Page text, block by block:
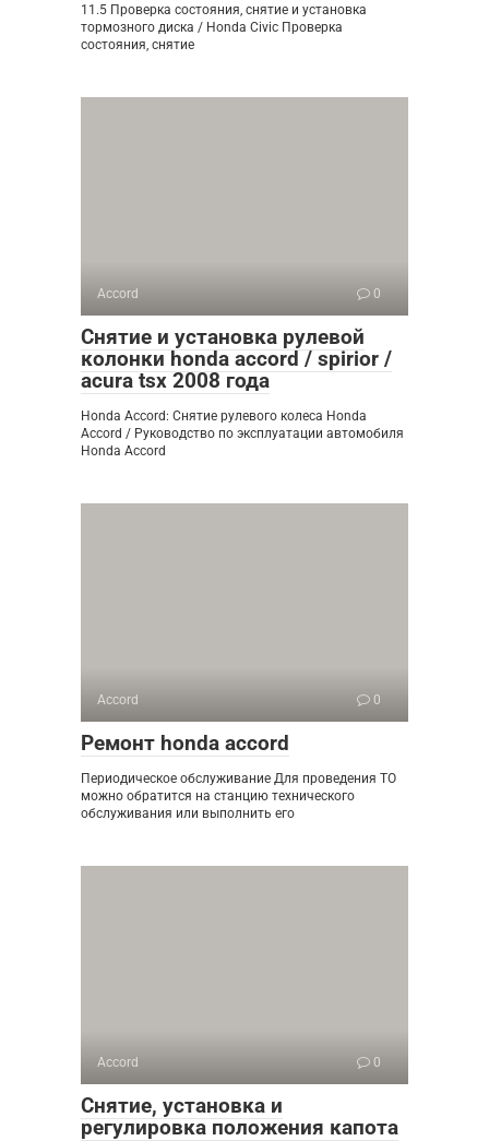
11.5 Проверка состояния, снятие и установка
тормозного диска / Honda Civic Проверка
состояния, снятие
Accord 0
Снятие и установка рулевой
колонки honda accord / spirior /
acura tsx 2008 года
Honda Accord: Снятие рулевого колеса Honda
Accord / Руководство по эксплуатации автомобиля
Honda Accord
Accord 0
Ремонт honda accord
Периодическое обслуживание Для проведения ТО
можно обратится на станцию технического
обслуживания или выполнить его
Accord 0
Снятие, установка и
регулировка положения капота